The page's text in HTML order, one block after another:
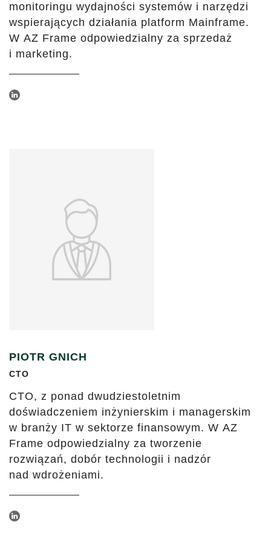
monitoringu wydajności systemów i narzędzi
wspierających działania platform Mainframe.
W AZ Frame odpowiedzialny za sprzedaż
i marketing.
PIOTR GNICH
CTO
CTO, z ponad dwudziestoletnim
doświadczeniem inżynierskim i managerskim
w branży IT w sektorze finansowym. W AZ
Frame odpowiedzialny za tworzenie
rozwiązań, dobór technologii i nadzór
nad wdrożeniami.